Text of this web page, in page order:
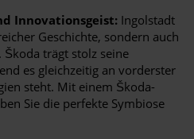
Innovationsgeist: Ingolstadt
Geschichte, sondern auch
trägt stolz seine
es gleichzeitig an vorderster
steht. Mit einem Škoda-
Sie die perfekte Symbiose